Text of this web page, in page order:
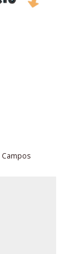
Campos